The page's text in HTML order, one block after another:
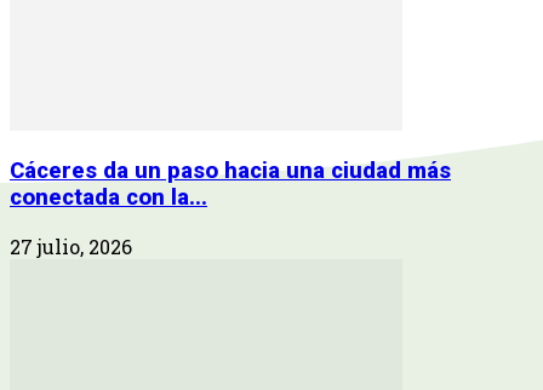
Cáceres da un paso hacia una ciudad más
conectada con la...
27 julio, 2026